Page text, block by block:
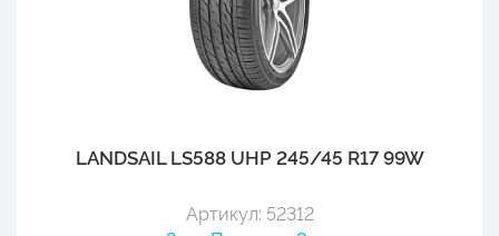
LANDSAIL LS588 UHP 245/45 R17 99W
Артикул: 52312